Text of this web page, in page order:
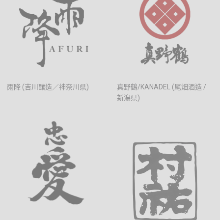
雨降 (吉川釀造／神奈川県)
真野鶴/KANADEL (尾畑酒造 /
新潟県)